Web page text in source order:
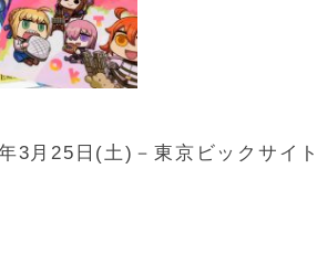
3月25日(土)－東京ビックサイト